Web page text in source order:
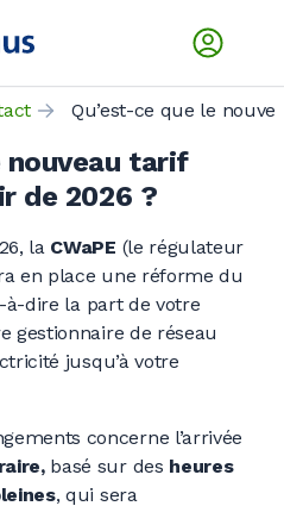
nouveau tarif
de 2026 ?
la CWaPE (le régulateur
en place une réforme du
à-dire la part de votre
gestionnaire de réseau
jusqu’à votre
concerne l’arrivée
basé sur des heures
, qui sera